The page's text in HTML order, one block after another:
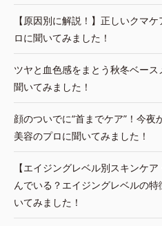
【原因別に解説！】正しいクマ
ロに聞いてみました！
ツヤと血色感をまとう秋冬ベー
聞いてみました！
顔のついでに“首までケア”！今夜
美容のプロに聞いてみました！
【エイジングレベル別スキンケ
んでいる？エイジングレベルの
いてみました！